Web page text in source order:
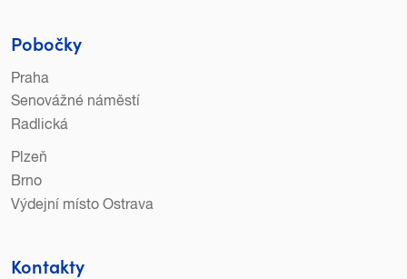
Pobočky
Praha
Senovážné náměstí
Radlická
Plzeň
Brno
Výdejní místo Ostrava
Kontakty